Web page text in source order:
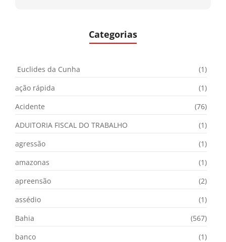
Categorias
Euclides da Cunha
(1)
ação rápida
(1)
Acidente
(76)
ADUITORIA FISCAL DO TRABALHO
(1)
agressão
(1)
amazonas
(1)
apreensão
(2)
assédio
(1)
Bahia
(567)
banco
(1)